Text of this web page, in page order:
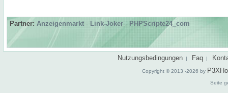
Partner: Anzeigenmarkt - Link-Joker - PHPScripte24_com
Nutzungsbedingungen | Faq |
Copyright © 2013 -2026 by
Seite